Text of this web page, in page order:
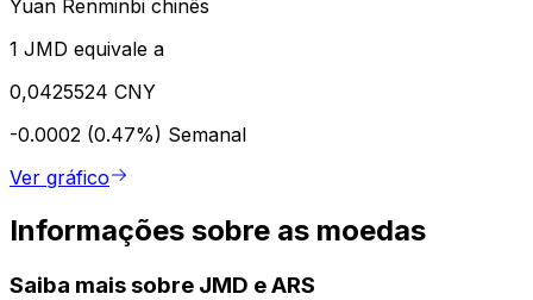
Yuan Renminbi chinês
1 JMD equivale a
0,0425524 CNY
-0.0002 (0.47%) Semanal
Ver gráfico
Informações sobre as moedas
Saiba mais sobre JMD e ARS